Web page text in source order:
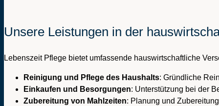
Unsere Leistungen in der
Lebenszeit Pflege bietet umfassende hauswirtschaftliche
Reinigung und Pflege des Haushalts: Gründliche
Einkaufen und Besorgungen: Unterstützung bei der
Zubereitung von Mahlzeiten: Planung und